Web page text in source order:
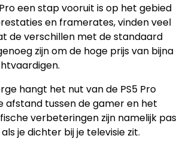
een stap vooruit is op het gebied
en framerates, vinden veel
de verschillen met de standaard
zijn om de hoge prijs van bijna
hangt het nut van de PS5 Pro
afstand tussen de gamer en het
verbeteringen zijn namelijk pas
je dichter bij je televisie zit.